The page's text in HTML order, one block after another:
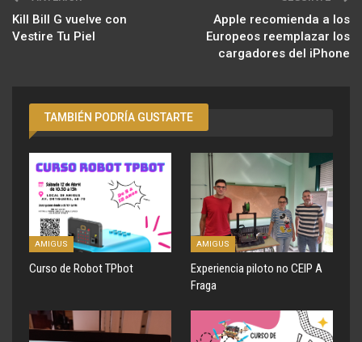
Kill Bill G vuelve con
Vestire Tu Piel
Apple recomienda a los
Europeos reemplazar los
cargadores del iPhone
TAMBIÉN PODRÍA GUSTARTE
AMIGUS
Curso de Robot TPbot
AMIGUS
Experiencia piloto no CEIP A
Fraga